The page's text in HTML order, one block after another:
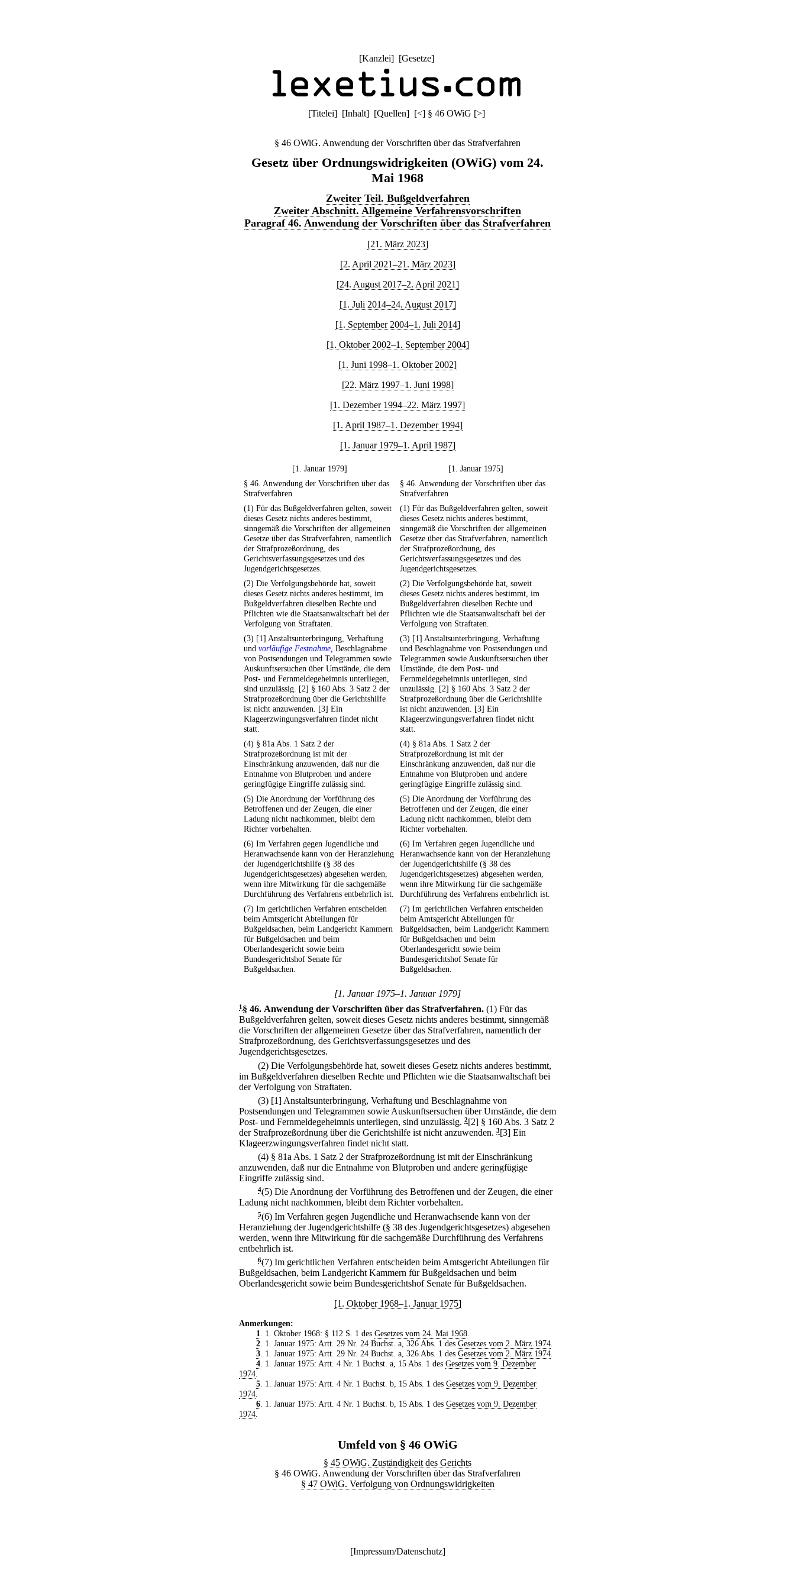
[Kanzlei] [Gesetze]
[Titelei] [Inhalt] [Quellen] [<] § 46 OWiG [>]
§ 46 OWiG. Anwendung der Vorschriften über das Strafverfahren
Gesetz über Ordnungswidrigkeiten (OWiG) vom 24.
Mai 1968
Zweiter Teil. Bußgeldverfahren
Zweiter Abschnitt. Allgemeine Verfahrensvorschriften
Paragraf 46. Anwendung der Vorschriften über das Strafverfahren
[21. März 2023]
[2. April 2021–21. März 2023]
[24. August 2017–2. April 2021]
[1. Juli 2014–24. August 2017]
[1. September 2004–1. Juli 2014]
[1. Oktober 2002–1. September 2004]
[1. Juni 1998–1. Oktober 2002]
[22. März 1997–1. Juni 1998]
[1. Dezember 1994–22. März 1997]
[1. April 1987–1. Dezember 1994]
[1. Januar 1979–1. April 1987]
[1. Januar 1979]
[1. Januar 1975]
§ 46. Anwendung der Vorschriften über das
Strafverfahren
§ 46. Anwendung der Vorschriften über das
Strafverfahren
(1) Für das Bußgeldverfahren gelten, soweit
dieses Gesetz nichts anderes bestimmt,
sinngemäß die Vorschriften der allgemeinen
Gesetze über das Strafverfahren, namentlich
der Strafprozeßordnung, des
Gerichtsverfassungsgesetzes und des
Jugendgerichtsgesetzes.
(1) Für das Bußgeldverfahren gelten, soweit
dieses Gesetz nichts anderes bestimmt,
sinngemäß die Vorschriften der allgemeinen
Gesetze über das Strafverfahren, namentlich
der Strafprozeßordnung, des
Gerichtsverfassungsgesetzes und des
Jugendgerichtsgesetzes.
(2) Die Verfolgungsbehörde hat, soweit
dieses Gesetz nichts anderes bestimmt, im
Bußgeldverfahren dieselben Rechte und
Pflichten wie die Staatsanwaltschaft bei der
Verfolgung von Straftaten.
(2) Die Verfolgungsbehörde hat, soweit
dieses Gesetz nichts anderes bestimmt, im
Bußgeldverfahren dieselben Rechte und
Pflichten wie die Staatsanwaltschaft bei der
Verfolgung von Straftaten.
(3) [1] Anstaltsunterbringung, Verhaftung
und vorläufige Festnahme, Beschlagnahme
von Postsendungen und Telegrammen sowie
Auskunftsersuchen über Umstände, die dem
Post- und Fernmeldegeheimnis unterliegen,
sind unzulässig. [2] § 160 Abs. 3 Satz 2 der
Strafprozeßordnung über die Gerichtshilfe
ist nicht anzuwenden. [3] Ein
Klageerzwingungsverfahren findet nicht
statt.
(3) [1] Anstaltsunterbringung, Verhaftung
und Beschlagnahme von Postsendungen und
Telegrammen sowie Auskunftsersuchen über
Umstände, die dem Post- und
Fernmeldegeheimnis unterliegen, sind
unzulässig. [2] § 160 Abs. 3 Satz 2 der
Strafprozeßordnung über die Gerichtshilfe
ist nicht anzuwenden. [3] Ein
Klageerzwingungsverfahren findet nicht
statt.
(4) § 81a Abs. 1 Satz 2 der
Strafprozeßordnung ist mit der
Einschränkung anzuwenden, daß nur die
Entnahme von Blutproben und andere
geringfügige Eingriffe zulässig sind.
(4) § 81a Abs. 1 Satz 2 der
Strafprozeßordnung ist mit der
Einschränkung anzuwenden, daß nur die
Entnahme von Blutproben und andere
geringfügige Eingriffe zulässig sind.
(5) Die Anordnung der Vorführung des
Betroffenen und der Zeugen, die einer
Ladung nicht nachkommen, bleibt dem
Richter vorbehalten.
(5) Die Anordnung der Vorführung des
Betroffenen und der Zeugen, die einer
Ladung nicht nachkommen, bleibt dem
Richter vorbehalten.
(6) Im Verfahren gegen Jugendliche und
Heranwachsende kann von der Heranziehung
der Jugendgerichtshilfe (§ 38 des
Jugendgerichtsgesetzes) abgesehen werden,
wenn ihre Mitwirkung für die sachgemäße
Durchführung des Verfahrens entbehrlich ist.
(6) Im Verfahren gegen Jugendliche und
Heranwachsende kann von der Heranziehung
der Jugendgerichtshilfe (§ 38 des
Jugendgerichtsgesetzes) abgesehen werden,
wenn ihre Mitwirkung für die sachgemäße
Durchführung des Verfahrens entbehrlich ist.
(7) Im gerichtlichen Verfahren entscheiden
beim Amtsgericht Abteilungen für
Bußgeldsachen, beim Landgericht Kammern
für Bußgeldsachen und beim
Oberlandesgericht sowie beim
Bundesgerichtshof Senate für
Bußgeldsachen.
(7) Im gerichtlichen Verfahren entscheiden
beim Amtsgericht Abteilungen für
Bußgeldsachen, beim Landgericht Kammern
für Bußgeldsachen und beim
Oberlandesgericht sowie beim
Bundesgerichtshof Senate für
Bußgeldsachen.
[1. Januar 1975–1. Januar 1979]
1§ 46. Anwendung der Vorschriften über das Strafverfahren. (1) Für das
Bußgeldverfahren gelten, soweit dieses Gesetz nichts anderes bestimmt, sinngemäß
die Vorschriften der allgemeinen Gesetze über das Strafverfahren, namentlich der
Strafprozeßordnung, des Gerichtsverfassungsgesetzes und des
Jugendgerichtsgesetzes.
(2) Die Verfolgungsbehörde hat, soweit dieses Gesetz nichts anderes bestimmt,
im Bußgeldverfahren dieselben Rechte und Pflichten wie die Staatsanwaltschaft bei
der Verfolgung von Straftaten.
(3) [1] Anstaltsunterbringung, Verhaftung und Beschlagnahme von
Postsendungen und Telegrammen sowie Auskunftsersuchen über Umstände, die dem
Post- und Fernmeldegeheimnis unterliegen, sind unzulässig. 2[2] § 160 Abs. 3 Satz 2
der Strafprozeßordnung über die Gerichtshilfe ist nicht anzuwenden. 3[3] Ein
Klageerzwingungsverfahren findet nicht statt.
(4) § 81a Abs. 1 Satz 2 der Strafprozeßordnung ist mit der Einschränkung
anzuwenden, daß nur die Entnahme von Blutproben und andere geringfügige
Eingriffe zulässig sind.
4(5) Die Anordnung der Vorführung des Betroffenen und der Zeugen, die einer
Ladung nicht nachkommen, bleibt dem Richter vorbehalten.
5(6) Im Verfahren gegen Jugendliche und Heranwachsende kann von der
Heranziehung der Jugendgerichtshilfe (§ 38 des Jugendgerichtsgesetzes) abgesehen
werden, wenn ihre Mitwirkung für die sachgemäße Durchführung des Verfahrens
entbehrlich ist.
6(7) Im gerichtlichen Verfahren entscheiden beim Amtsgericht Abteilungen für
Bußgeldsachen, beim Landgericht Kammern für Bußgeldsachen und beim
Oberlandesgericht sowie beim Bundesgerichtshof Senate für Bußgeldsachen.
[1. Oktober 1968–1. Januar 1975]
Anmerkungen:
1
. 1. Oktober 1968: § 112 S. 1 des Gesetzes vom 24. Mai 1968.
2. 1. Januar 1975: Artt. 29 Nr. 24 Buchst. a, 326 Abs. 1 des Gesetzes vom 2. März 1974.
3. 1. Januar 1975: Artt. 29 Nr. 24 Buchst. a, 326 Abs. 1 des Gesetzes vom 2. März 1974.
4. 1. Januar 1975: Artt. 4 Nr. 1 Buchst. a, 15 Abs. 1 des Gesetzes vom 9. Dezember
1974
5. 1. Januar 1975: Artt. 4 Nr. 1 Buchst. b, 15 Abs. 1 des Gesetzes vom 9. Dezember
1974
6. 1. Januar 1975: Artt. 4 Nr. 1 Buchst. b, 15 Abs. 1 des Gesetzes vom 9. Dezember
1974
Umfeld von § 46 OWiG
§ 45 OWiG. Zuständigkeit des Gerichts
§ 46 OWiG. Anwendung der Vorschriften über das Strafverfahren
§ 47 OWiG. Verfolgung von Ordnungswidrigkeiten
[Impressum/Datenschutz]